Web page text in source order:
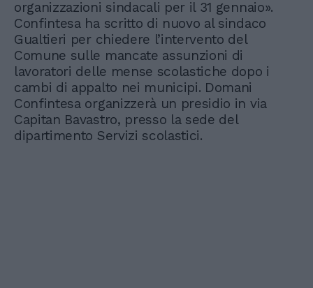
organizzazioni sindacali per il 31 gennaio».
Confintesa ha scritto di nuovo al sindaco
Gualtieri per chiedere l’intervento del
Comune sulle mancate assunzioni di
lavoratori delle mense scolastiche dopo i
cambi di appalto nei municipi. Domani
Confintesa organizzerà un presidio in via
Capitan Bavastro, presso la sede del
dipartimento Servizi scolastici.